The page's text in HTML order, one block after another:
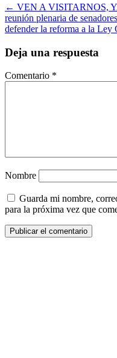
Ir
a
entrada
← VEN A VISITARNOS,
reunión plenaria de
defender la reforma a la Ley
Deja una respuesta
Comentario *
Nombre
Guarda mi nombre,
para la próxima vez que